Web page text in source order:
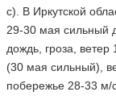
с). В Иркутской
29-30 мая сильный
дождь, гроза,
(30 мая сильный),
побережье 28-33 м/